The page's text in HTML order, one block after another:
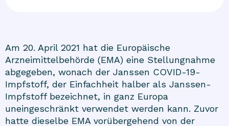
Am 20. April 2021 hat die Europäische
Arzneimittelbehörde (EMA) eine Stellungnahme
abgegeben, wonach der Janssen COVID-19-
Impfstoff, der Einfachheit halber als Janssen-
Impfstoff bezeichnet, in ganz Europa
uneingeschränkt verwendet werden kann. Zuvor
hatte dieselbe EMA vorübergehend von der